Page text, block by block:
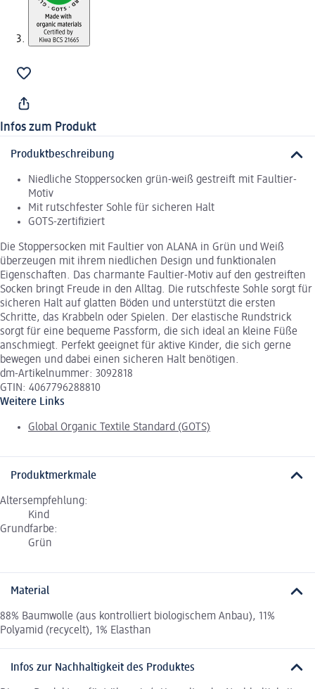
Infos zum Produkt
Produktbeschreibung
Niedliche Stoppersocken grün-weiß gestreift mit Faultier-
Motiv
Mit rutschfester Sohle für sicheren Halt
GOTS-zertifiziert
Die Stoppersocken mit Faultier von ALANA in Grün und Weiß
überzeugen mit ihrem niedlichen Design und funktionalen
Eigenschaften. Das charmante Faultier-Motiv auf den gestreiften
Socken bringt Freude in den Alltag. Die rutschfeste Sohle sorgt für
sicheren Halt auf glatten Böden und unterstützt die ersten
Schritte, das Krabbeln oder Spielen. Der elastische Rundstrick
sorgt für eine bequeme Passform, die sich ideal an kleine Füße
anschmiegt. Perfekt geeignet für aktive Kinder, die sich gerne
bewegen und dabei einen sicheren Halt benötigen.
dm-Artikelnummer: 3092818
GTIN: 4067796288810
Weitere Links
Global Organic Textile Standard (GOTS)
Produktmerkmale
Altersempfehlung:
Kind
Grundfarbe:
Grün
Material
88% Baumwolle (aus kontrolliert biologischem Anbau), 11%
Polyamid (recycelt), 1% Elasthan
Infos zur Nachhaltigkeit des Produktes